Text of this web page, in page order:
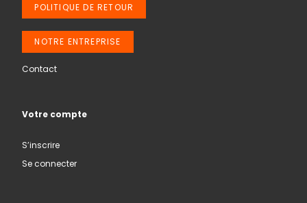
POLITIQUE DE RETOUR
NOTRE ENTREPRISE
Contact
Votre compte
S’inscrire
Se connecter